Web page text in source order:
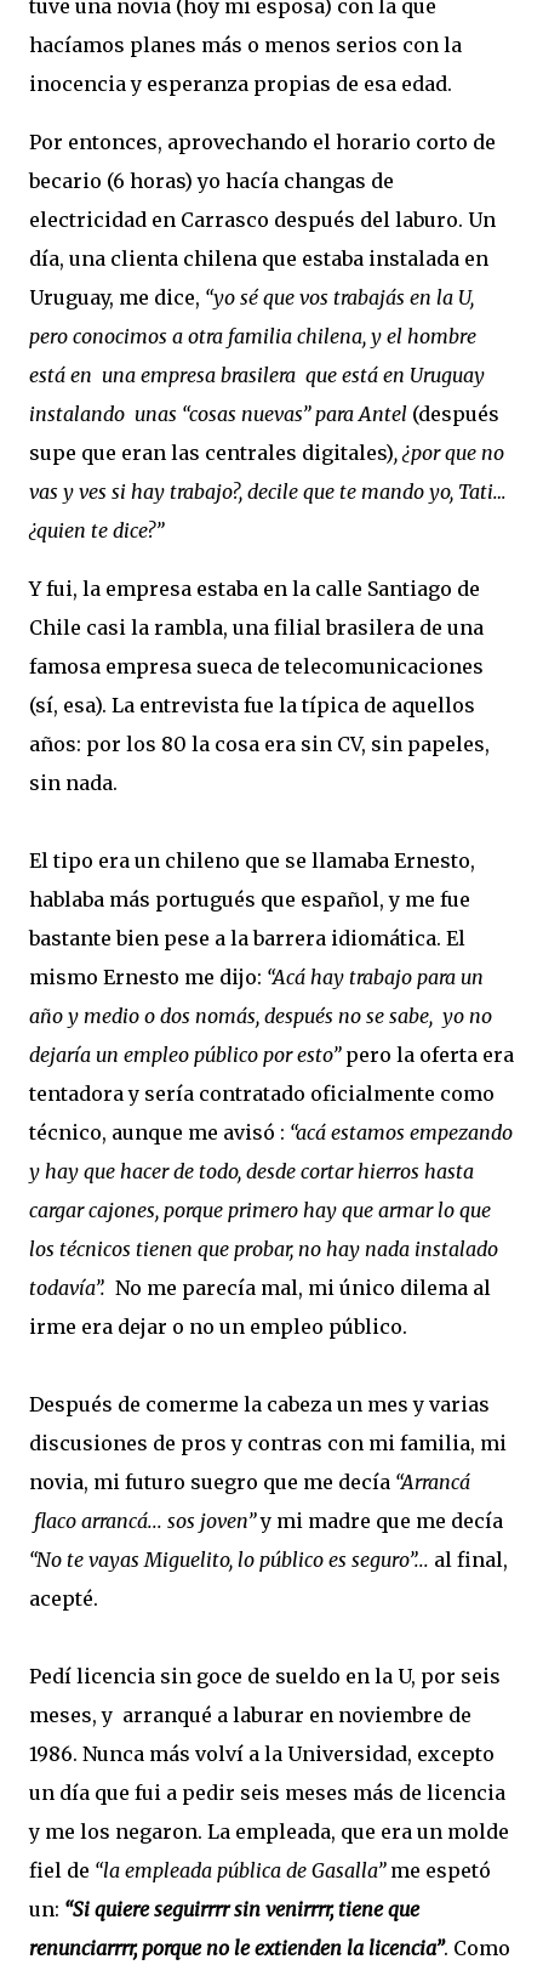
tuve una novia (hoy mi esposa) con la que
hacíamos planes más o menos serios con la
inocencia y esperanza propias de esa edad.
Por entonces, aprovechando el horario corto de
becario (6 horas) yo hacía changas de
electricidad en Carrasco después del laburo. Un
día, una clienta chilena que estaba instalada en
Uruguay, me dice, “yo sé que vos trabajás en la U,
pero conocimos a otra familia chilena, y el hombre
está en una empresa brasilera que está en Uruguay
instalando unas “cosas nuevas” para Antel (después
supe que eran las centrales digitales), ¿por que no
vas y ves si hay trabajo?, decile que te mando yo, Tati…
¿quien te dice?”
Y fui, la empresa estaba en la calle Santiago de
Chile casi la rambla, una filial brasilera de una
famosa empresa sueca de telecomunicaciones
(sí, esa). La entrevista fue la típica de aquellos
años: por los 80 la cosa era sin CV, sin papeles,
sin nada.
El tipo era un chileno que se llamaba Ernesto,
hablaba más portugués que español, y me fue
bastante bien pese a la barrera idiomática. El
mismo Ernesto me dijo: “Acá hay trabajo para un
año y medio o dos nomás, después no se sabe, yo no
dejaría un empleo público por esto” pero la oferta era
tentadora y sería contratado oficialmente como
técnico, aunque me avisó : “acá estamos empezando
y hay que hacer de todo, desde cortar hierros hasta
cargar cajones, porque primero hay que armar lo que
los técnicos tienen que probar, no hay nada instalado
todavía”. No me parecía mal, mi único dilema al
irme era dejar o no un empleo público.
Después de comerme la cabeza un mes y varias
discusiones de pros y contras con mi familia, mi
novia, mi futuro suegro que me decía “Arrancá
flaco arrancá... sos joven”y mi madre que me decía
“No te vayas Miguelito, lo público es seguro”... al final,
acepté.
Pedí licencia sin goce de sueldo en la U, por seis
meses, y arranqué a laburar en noviembre de
1986. Nunca más volví a la Universidad, excepto
un día que fui a pedir seis meses más de licencia
y me los negaron. La empleada, que era un molde
fiel de “la empleada pública de Gasalla”me espetó
un: “Si quiere seguirrrr sin venirrrr, tiene que
renunciarrrr, porque no le extienden la licencia”. Como